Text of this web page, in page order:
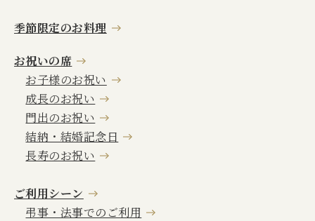
木曽路のお持ち帰り
木曽路パートナーシップカード
採用情報
language
季節限定のお料理
お祝いの席
お子様のお祝い
成長のお祝い
門出のお祝い
結納・結婚記念日
長寿のお祝い
ご利用シーン
弔事・法事でのご利用